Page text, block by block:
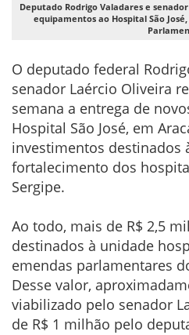
Deputado Rodrigo Valadares e
equipamentos ao Hospital São
O deputado federal
senador Laércio Oliveira
semana a entrega de
Hospital São José, em
investimentos destinados
fortalecimento dos
Sergipe.
Ao todo, mais de R$ 2,5
destinados à unidade
emendas parlamentares
Desse valor,
viabilizado pelo senador
de R$ 1 milhão pelo